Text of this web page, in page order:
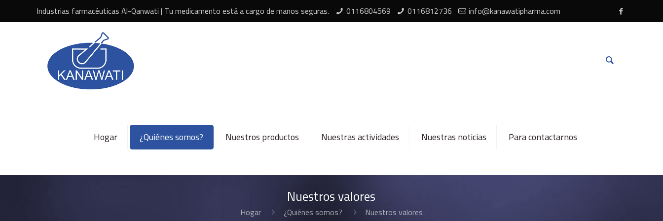
Industrias farmacéuticas Al-Qanwati | Tu medicamento está a cargo de manos seguras. 0116804569 0116812736 info@kanawatipharma.com
Hogar ¿Quiénes somos? Nuestros productos Nuestras actividades Nuestras noticias Para contactarnos
Nuestros valores
Hogar ¿Quiénes somos? Nuestros valores